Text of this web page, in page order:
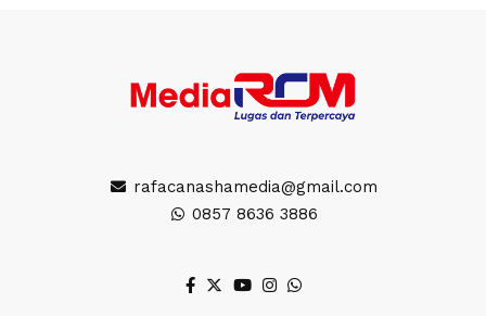
rafacanashamedia@gmail.com
0857 8636 3886